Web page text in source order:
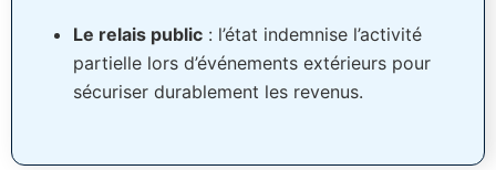
Le relais public : l’état indemnise l’activité
partielle lors d’événements extérieurs pour
sécuriser durablement les revenus.